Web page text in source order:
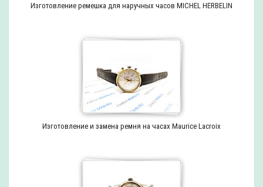
Изготовление ремешка для наручных часов MICHEL HERBELIN
Изготовление и замена ремня на часах Maurice Lacroix